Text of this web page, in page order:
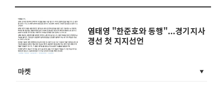
염태영 "한준호와 동행"...경기지사
경선 첫 지지선언
마켓